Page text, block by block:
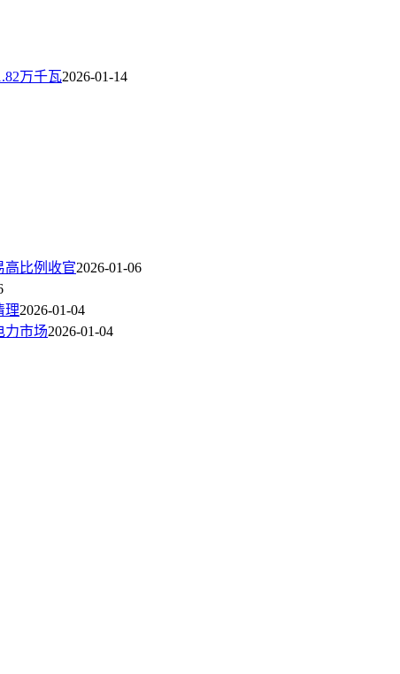
万千瓦2026-01-14
高比例收官2026-01-06
理2026-01-04
力市场2026-01-04